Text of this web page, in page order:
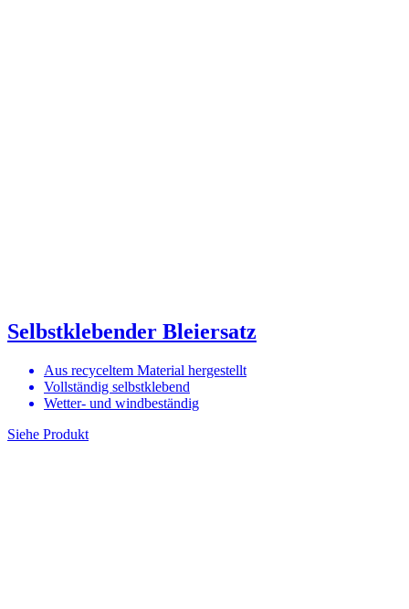
Selbstklebender Bleiersatz
Aus recyceltem Material hergestellt
Vollständig selbstklebend
Wetter- und windbeständig
Siehe Produkt